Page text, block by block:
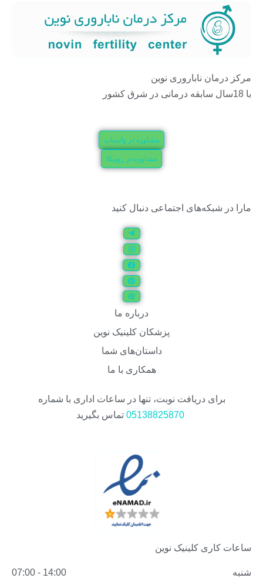
مرکز درمان ناباروری نوین
با 18سال سابقه درمانی در شرق کشور
مشاوره در واتساپ
مشاوره در روبیکا
مارا در شبکه‌های اجتماعی دنبال کنید
درباره ما
پزشکان کلینیک نوین
داستان‌های شما
همکاری با ما
برای دریافت نوبت، تنها در ساعات اداری با شماره
05138825870 تماس بگیرید
ساعات کاری کلینیک نوین
شنبه
14:00 - 07:00